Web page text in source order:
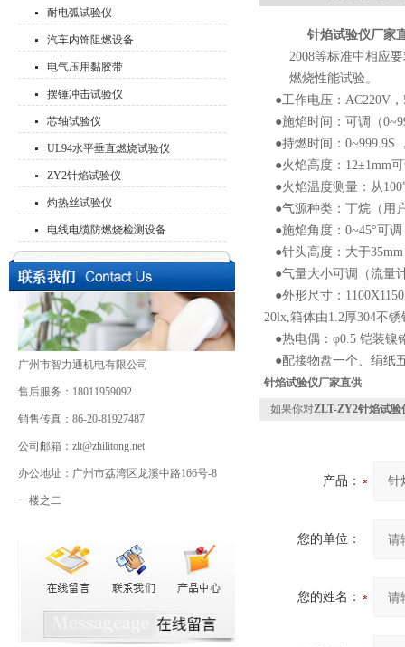
耐电弧试验仪
汽车内饰阻燃设备
电气压用黏胶带
摆锤冲击试验仪
芯轴试验仪
UL94水平垂直燃烧试验仪
ZY2针焰试验仪
灼热丝试验仪
电线电缆防燃烧检测设备
广州市智力通机电有限公司
售后服务：18011959092
销售传真：86-20-81927487
公司邮箱：zlt@zhilitong.net
办公地址：广州市荔湾区龙溪中路166号-8
一楼之二
针焰试验仪厂家
2008等标准中相应
燃烧性能试验。
●工作电压：AC220V，
●施焰时间：可调（
●持燃时间：0~999.9S
●火焰高度：12±1mm
●火焰温度测量：从10
●气源种类：丁烷（用
●施焰角度：0~45°可调
●针头高度：大于35mm
●气量大小可调（流量
●外形尺寸：
20lx,箱体由1.2厚304不
●热电偶： φ0.5 铠装镍
●配接物盘一个、绢纸
针焰试验仪厂家直供
如果你对ZLT-ZY2针焰试验
产品：
您的单位：
您的姓名：